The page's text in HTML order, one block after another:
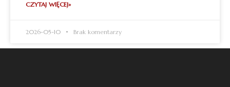
CZYTAJ WIĘCEJ»
2026-05-10 Brak komentarzy